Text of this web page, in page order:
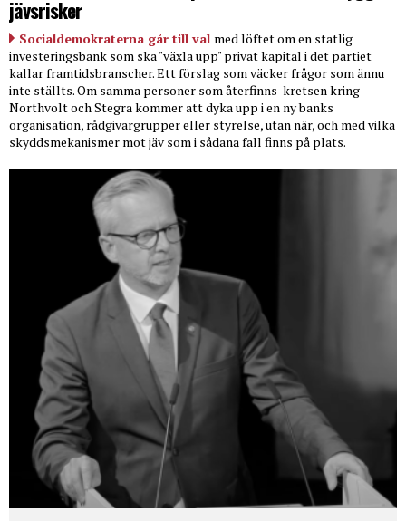
jävsrisker
Socialdemokraterna går till val med löftet om en statlig
investeringsbank som ska "växla upp" privat kapital i det partiet
kallar framtidsbranscher. Ett förslag som väcker frågor som ännu
inte ställts. Om samma personer som återfinns kretsen kring
Northvolt och Stegra kommer att dyka upp i en ny banks
organisation, rådgivargrupper eller styrelse, utan när, och med vilka
skyddsmekanismer mot jäv som i sådana fall finns på plats.